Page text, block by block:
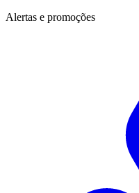
Alertas e promoções